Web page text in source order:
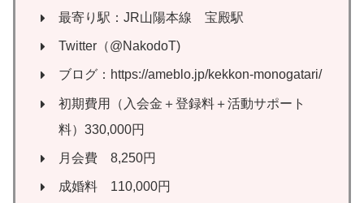
最寄り駅：JR山陽本線 宝殿駅
Twitter（@NakodoT)
ブログ：https://ameblo.jp/kekkon-monogatari/
初期費用（入会金＋登録料＋活動サポート
料）330,000円
月会費 8,250円
成婚料 110,000円